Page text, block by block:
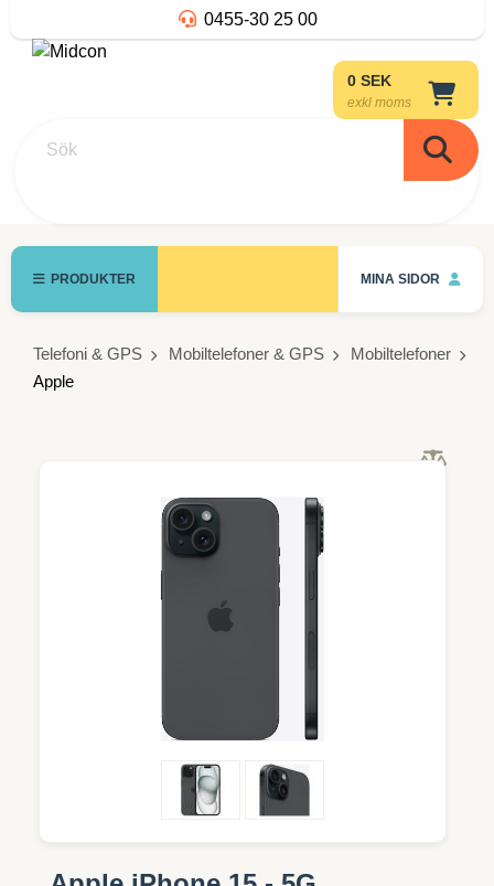
0455-30 25 00
0 SEK
exkl moms
Sök
PRODUKTER MINA SIDOR
Telefoni & GPS Mobiltelefoner & GPS
Mobiltelefoner
Apple